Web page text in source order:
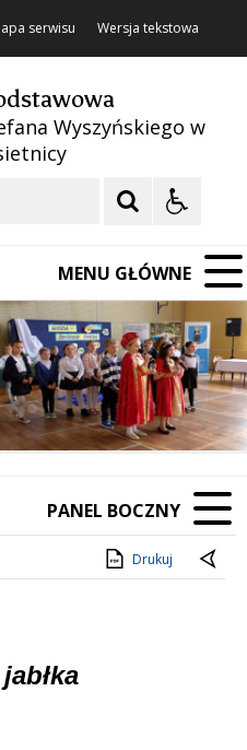
serwisu Wersja tekstowa
Wyszyńskiego w
MENU GŁÓWNE
PANEL BOCZNY
Drukuj